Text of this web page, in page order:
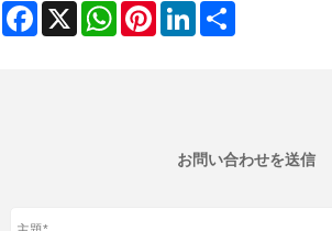
Facebook WhatsAppPinterestLinkedIn
お問い合わせを送信